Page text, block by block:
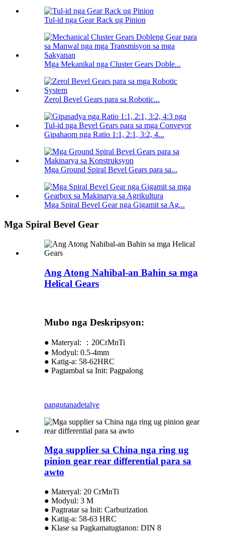
Tul-id nga Gear Rack ug Pinion
Mga Mekanikal nga Cluster Gears Doble...
Zerol Bevel Gears para sa Robotic...
Gipahaom nga Ratio 1:1, 2:1, 3:2, 4...
Mga Ground Spiral Bevel Gears para sa...
Mga Spiral Bevel Gear nga Gigamit sa Ag...
Mga Spiral Bevel Gear
Ang Atong Nahibal-an Bahin sa mga
Helical Gears
Mubo nga Deskripsyon:
● Materyal: ：20CrMnTi
● Modyul: 0.5-4mm
● Katig-a: 58-62HRC
● Pagtambal sa Init: Pagpalong
pangutanadetalye
Mga supplier sa China nga ring ug
pinion gear rear differential para sa
awto
● Materyal: 20 CrMnTi
● Modyul: 3 M
● Pagtratar sa Init: Carburization
● Katig-a: 58-63 HRC
● Klase sa Pagkamatugtanon: DIN 8